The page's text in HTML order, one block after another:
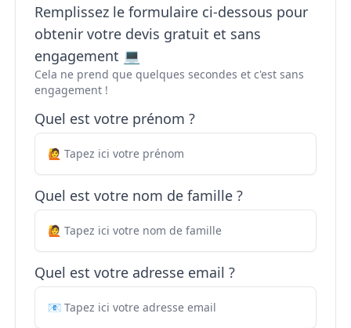
Remplissez le formulaire ci-dessous pour
obtenir votre devis gratuit et sans
engagement 💻
Cela ne prend que quelques secondes et c'est sans
engagement !
Quel est votre prénom ?
Quel est votre nom de famille ?
Quel est votre adresse email ?